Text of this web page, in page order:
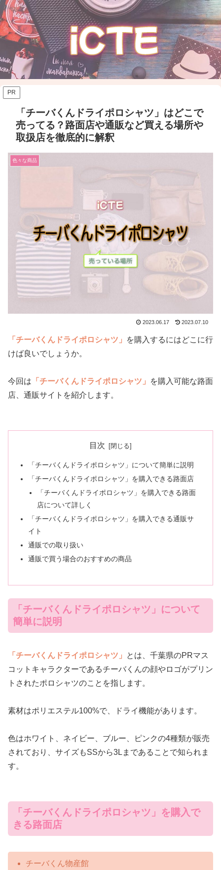
PR
「チーバくんドライポロシャツ」はどこで
売ってる？路面店や通販など買える場所や
取扱店を徹底的に解釈
色々な商品
2023.06.17 2023.07.10
「チーバくんドライポロシャツ」
を購入するにはどこに行
けば良いでしょうか。
今回は 「チーバくんドライポロシャツ」
を購入可能な路面
店、通販サイトを紹介します。
目次
「チーバくんドライポロシャツ」について簡単に説明
「チーバくんドライポロシャツ」を購入できる路面店
「チーバくんドライポロシャツ」を購入できる路面
店について詳しく
「チーバくんドライポロシャツ」を購入できる通販サ
イト
通販での取り扱い
通販で買う場合のおすすめの商品
「チーバくんドライポロシャツ」について
簡単に説明
「チーバくんドライポロシャツ」
とは、千葉県のPRマス
コットキャラクターであるチーバくんの顔やロゴがプリン
トされたポロシャツのことを指します。
素材はポリエステル100%で、ドライ機能があります。
色はホワイト、ネイビー、ブルー、ピンクの4種類が販売
されており、サイズもSSから3Lまであることで知られま
す。
「チーバくんドライポロシャツ」を購入で
きる路面店
チーバくん物産館